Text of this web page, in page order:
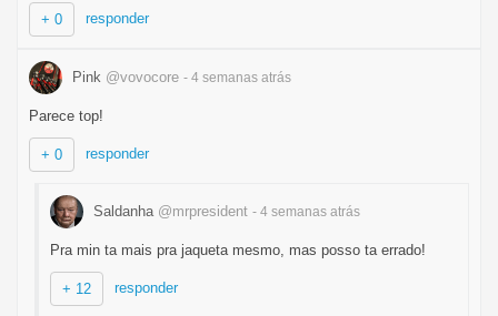
+ 0 responder
Pink @vovocore - 4 semanas atrás
Parece top!
+ 0 responder
Saldanha @mrpresident - 4 semanas atrás
Pra min ta mais pra jaqueta mesmo, mas posso ta errado!
+ 12 responder